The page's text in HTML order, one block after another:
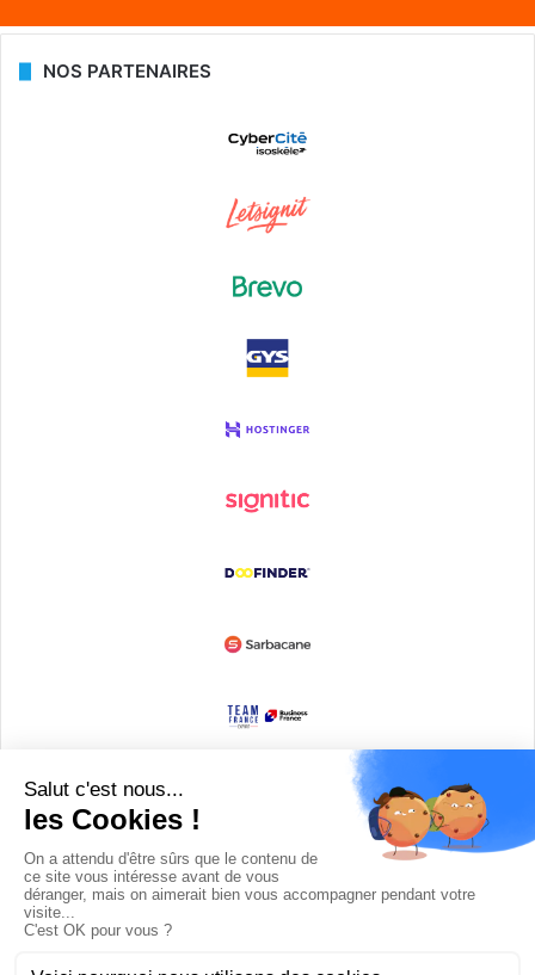
NOS PARTENAIRES
Devenir partenaire
© Copyright 2008 / 2026,DECODE MEDIA, The Innovation Media